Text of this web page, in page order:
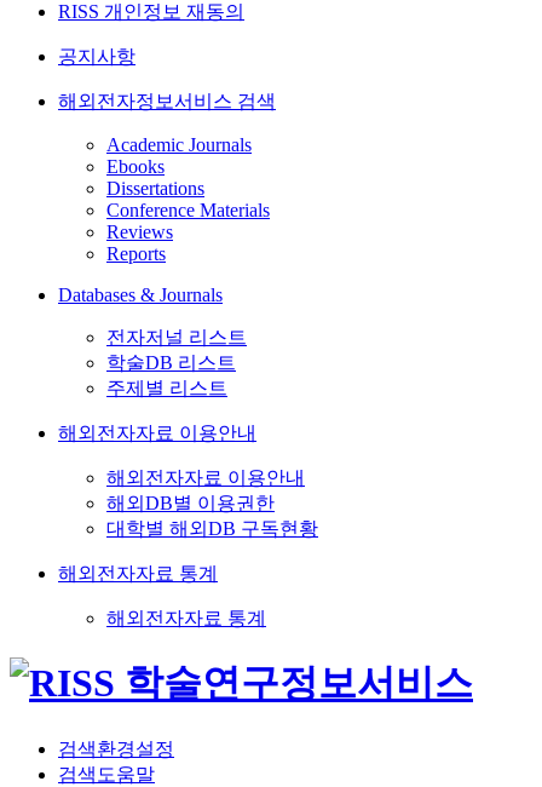
RISS 개인정보 재동의
공지사항
해외전자정보서비스 검색
Academic Journals
Ebooks
Dissertations
Conference Materials
Reviews
Reports
Databases & Journals
전자저널 리스트
학술DB 리스트
주제별 리스트
해외전자자료 이용안내
해외전자자료 이용안내
해외DB별 이용권한
대학별 해외DB 구독현황
해외전자자료 통계
해외전자자료 통계
검색환경설정
검색도움말